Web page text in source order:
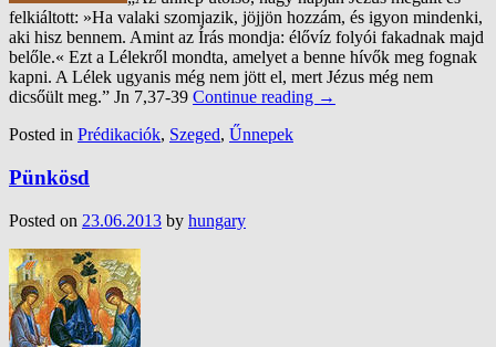
felkiáltott: »Ha valaki szomjazik, jöjjön hozzám, és igyon mindenki,
aki hisz bennem. Amint az Írás mondja: élővíz folyói fakadnak majd
belőle.« Ezt a Lélekről mondta, amelyet a benne hívők meg fognak
kapni. A Lélek ugyanis még nem jött el, mert Jézus még nem
dicsőült meg.” Jn 7,37-39 Continue reading →
Posted in Prédikaciók, Szeged, Űnnepek
Pünkösd
Posted on 23.06.2013 by hungary